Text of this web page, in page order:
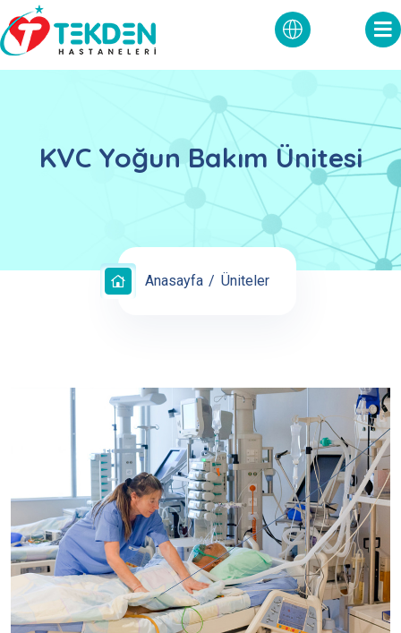
KVC Yoğun Bakım Ünitesi
Anasayfa Üniteler